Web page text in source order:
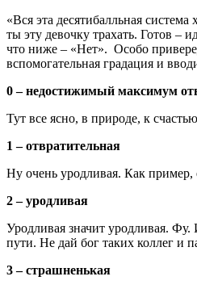
«Вся эта десятибалльная
ты эту девочку трахать. Готов –
что ниже – «Нет». Особо
вспомогательная градация и
0 – недостижимый максимум
Тут все ясно, в природе, к
1 – отвратительная
Ну очень уродливая. Как пример,
2 – уродливая
Уродливая значит уродливая. Фу.
пути. Не дай бог таких коллег и
3 – страшненькая